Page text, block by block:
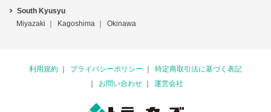
South Kyusyu
Miyazaki
Kagoshima Okinawa
利用規約 プライバシーポリシー
特定商取引法に基づく表記
お問い合わせ
運営会社